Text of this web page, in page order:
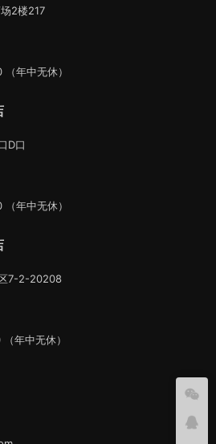
2楼217
年中无休）
D口
年中无休）
7-2-20208
年中无休）